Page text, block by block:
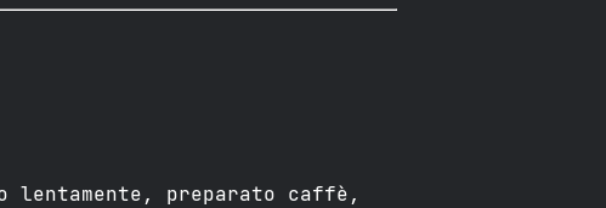
preparato caffè,